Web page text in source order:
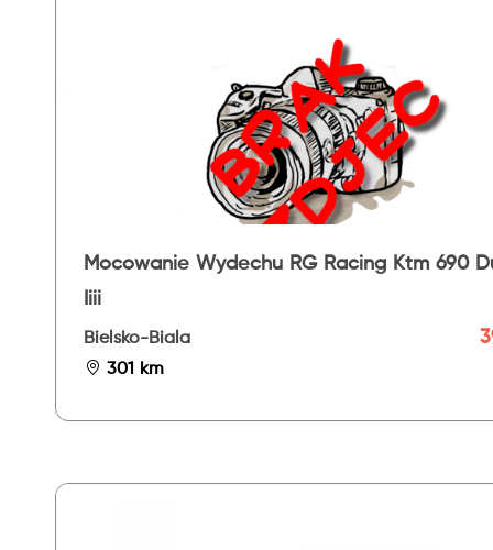
Mocowanie Wydechu RG Racing Ktm 690
Iiii
Bielsko-Biala
301 km